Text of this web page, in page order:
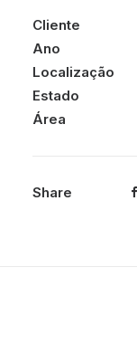
Cliente
Ano
Localização
Estado
Área
Share